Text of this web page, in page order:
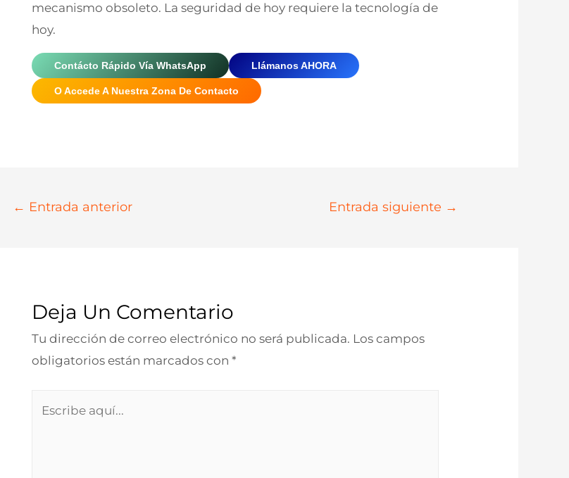
mecanismo obsoleto. La seguridad de hoy requiere la tecnología de
hoy.
Contácto Rápido Vía WhatsApp Llámanos AHORA
O Accede A Nuestra Zona De Contacto
Navegación
← Entrada anterior Entrada siguiente →
Deja Un Comentario
Tu dirección de correo electrónico no será publicada. Los campos
obligatorios están marcados con*